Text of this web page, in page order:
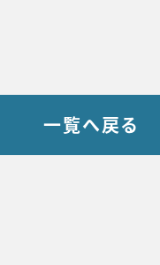
一覧へ戻る